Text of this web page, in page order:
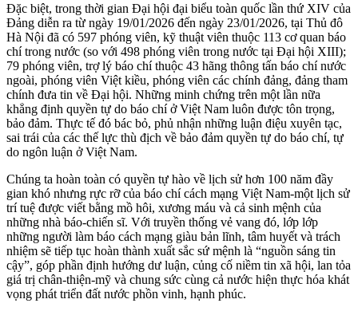
Đặc biệt, trong thời gian Đại hội đại biểu toàn quốc lần thứ XIV của
Đảng diễn ra từ ngày 19/01/2026 đến ngày 23/01/2026, tại Thủ đô
Hà Nội đã có 597 phóng viên, kỹ thuật viên thuộc 113 cơ quan báo
chí trong nước (so với 498 phóng viên trong nước tại Đại hội XIII);
79 phóng viên, trợ lý báo chí thuộc 43 hãng thông tấn báo chí nước
ngoài, phóng viên Việt kiều, phóng viên các chính đảng, đảng tham
chính đưa tin về Đại hội. Những minh chứng trên một lần nữa
khẳng định quyền tự do báo chí ở Việt Nam luôn được tôn trọng,
bảo đảm. Thực tế đó bác bỏ, phủ nhận những luận điệu xuyên tạc,
sai trái của các thế lực thù địch về bảo đảm quyền tự do báo chí, tự
do ngôn luận ở Việt Nam.
Chúng ta hoàn toàn có quyền tự hào về lịch sử hơn 100 năm đầy
gian khó nhưng rực rỡ của báo chí cách mạng Việt Nam-một lịch sử
trí tuệ được viết bằng mồ hôi, xương máu và cả sinh mệnh của
những nhà báo-chiến sĩ. Với truyền thống vẻ vang đó, lớp lớp
những người làm báo cách mạng giàu bản lĩnh, tâm huyết và trách
nhiệm sẽ tiếp tục hoàn thành xuất sắc sứ mệnh là “nguồn sáng tin
cậy”, góp phần định hướng dư luận, củng cố niềm tin xã hội, lan tỏa
giá trị chân-thiện-mỹ và chung sức cùng cả nước hiện thực hóa khát
vọng phát triển đất nước phồn vinh, hạnh phúc.